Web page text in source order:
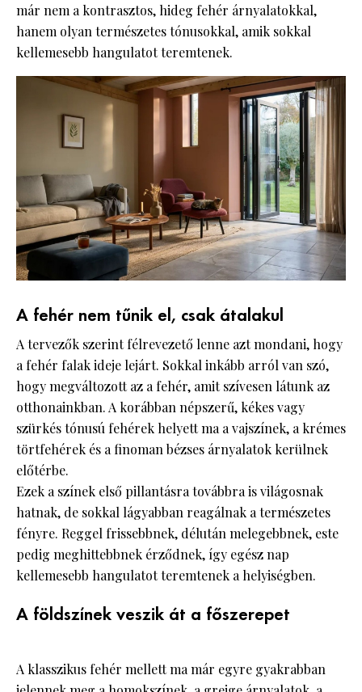
már nem a kontrasztos, hideg fehér árnyalatokkal,
hanem olyan természetes tónusokkal, amik sokkal
kellemesebb hangulatot teremtenek.
A fehér nem tűnik el, csak átalakul
A tervezők szerint félrevezető lenne azt mondani, hogy
a fehér falak ideje lejárt. Sokkal inkább arról van szó,
hogy megváltozott az a fehér, amit szívesen látunk az
otthonainkban. A korábban népszerű, kékes vagy
szürkés tónusú fehérek helyett ma a vajszínek, a krémes
törtfehérek és a finoman bézses árnyalatok kerülnek
előtérbe.
Ezek a színek első pillantásra továbbra is világosnak
hatnak, de sokkal lágyabban reagálnak a természetes
fényre. Reggel frissebbnek, délután melegebbnek, este
pedig meghittebbnek érződnek, így egész nap
kellemesebb hangulatot teremtenek a helyiségben.
A földszínek veszik át a főszerepet
A klasszikus fehér mellett ma már egyre gyakrabban